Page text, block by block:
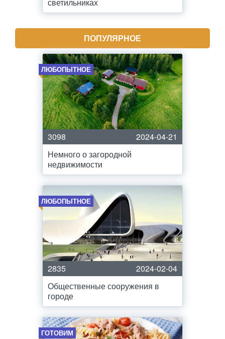
ПОПУЛЯРНОЕ
ЛЮБОПЫТНОЕ
3098
2024-04-21
Немного о загородной
недвижимости
ЛЮБОПЫТНОЕ
2835
2024-02-04
Общественные сооружения в
городе
ГОТОВИМ